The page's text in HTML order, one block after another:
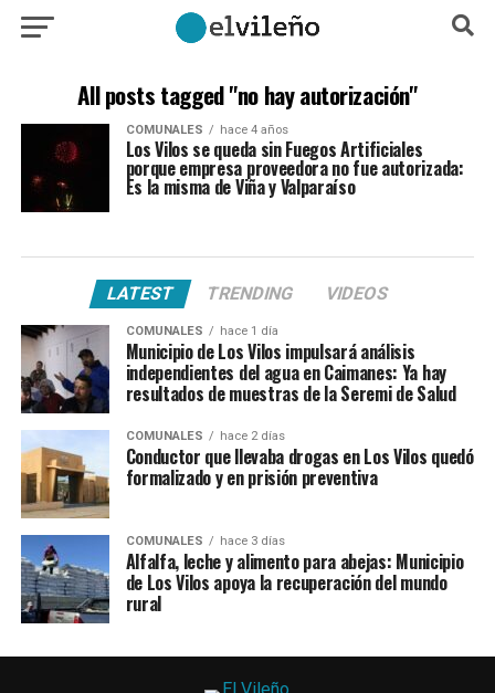
All posts tagged "no hay autorización"
COMUNALES hace 4 años
Los Vilos se queda sin Fuegos Artificiales
porque empresa proveedora no fue autorizada:
Es la misma de Viña y Valparaíso
LATEST TRENDING VIDEOS
COMUNALES hace 1 día
Municipio de Los Vilos impulsará análisis
independientes del agua en Caimanes: Ya hay
resultados de muestras de la Seremi de Salud
COMUNALES hace 2 días
Conductor que llevaba drogas en Los Vilos quedó
formalizado y en prisión preventiva
COMUNALES hace 3 días
Alfalfa, leche y alimento para abejas: Municipio
de Los Vilos apoya la recuperación del mundo
rural